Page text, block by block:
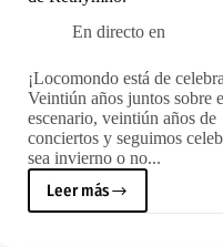
En directo en
¡Locomondo está de
Veintiún años juntos sobre
escenario, veintiún años de
conciertos y seguimos
sea invierno o no...
Leer más
¡20
años